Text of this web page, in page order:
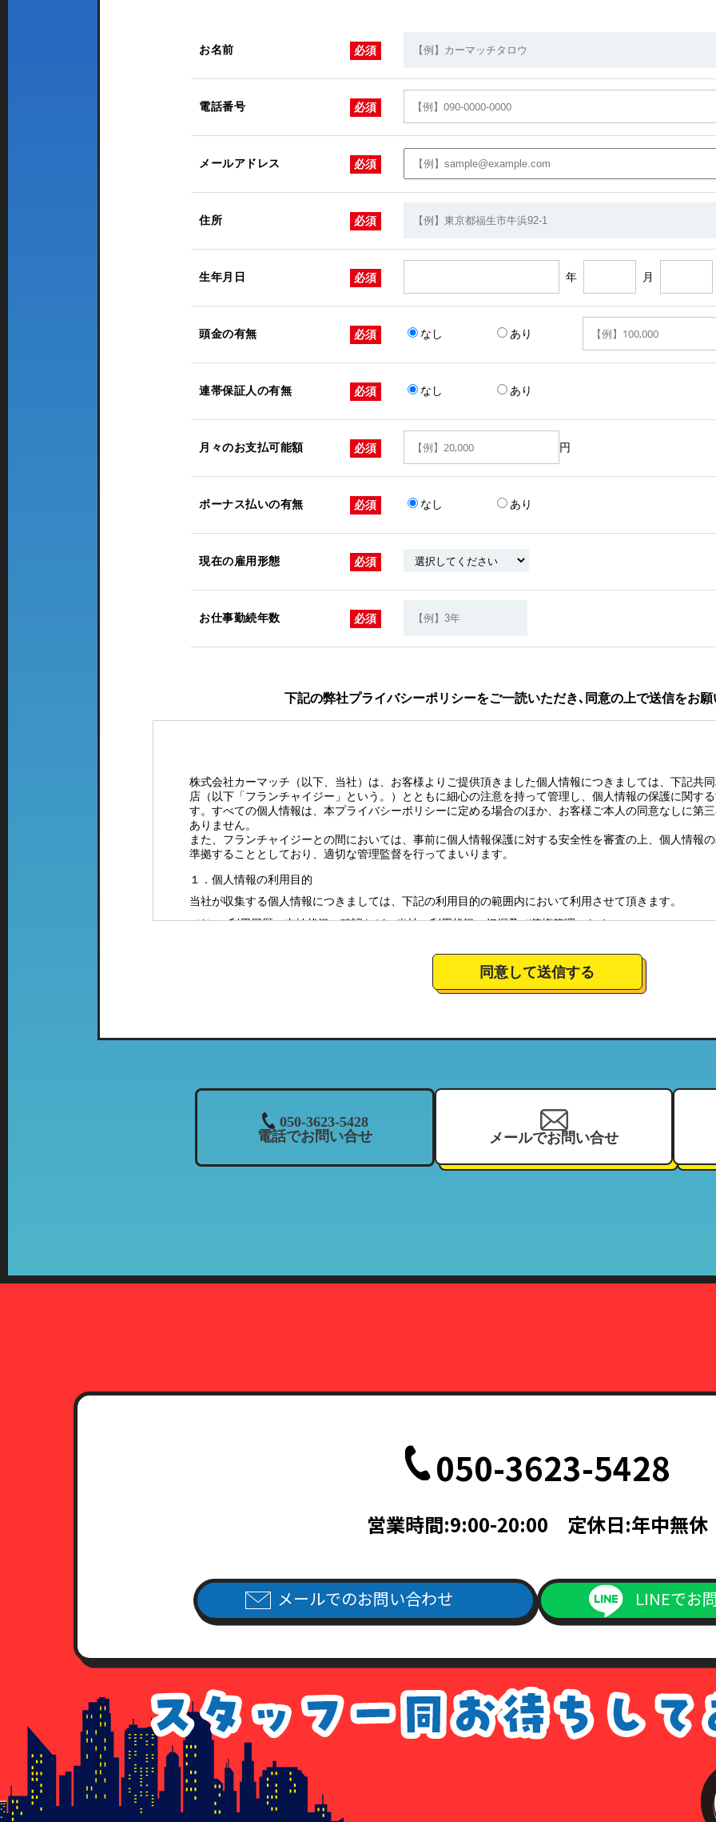
お名前 必須
電話番号 必須
メールアドレス 必須
住所 必須
生年月日 必須 年 月
頭金の有無 必須 なし あり
連帯保証人の有無 必須 なし あり
月々のお支払可能額 必須 円
ボーナス払いの有無 必須 なし あり
現在の雇用形態 必須
お仕事勤続年数 必須
下記の弊社プライバシーポリシーをご一読いただき､同意の上で送信をお
株式会社カーマッチ（以下、当社）は、お客様よりご提供頂きました個人情報につきましては、下記共
店（以下「フランチャイジー」という。）とともに細心の注意を持って管理し、個人情報の保護に関す
す。すべての個人情報は、本プライバシーポリシーに定める場合のほか、お客様ご本人の同意なしに第
ありません。
また、フランチャイジーとの間においては、事前に個人情報保護に対する安全性を審査の上、個人情報
準拠することとしており、適切な管理監督を行ってまいります。
１．個人情報の利用目的
当社が収集する個人情報につきましては、下記の利用目的の範囲内において利用させて頂きます。
（1）ご利用履歴・支払状況の確認など、当社の利用状況の把握及び債権管理のため
（3）お客様に有益と思われる当社のサービスの商品情報、イベント情報、新店情報等の郵送、配送（
（4）お問い合わせやご意見・ご要望に対応し、それらを会社運営全体に反映させるため
列店のご案内をお送りさせて頂くことがございますので、ご了承下さい）
３．個人情報の共同利用について
当社では、お客様から頂いた情報を、当社の関連企業及びフランチャイジーとの間において、共同利用
・共同利用される個人情報：氏名、住所、電話番号、来店履歴（購入履歴若しくはリース履歴）、支払
お客様より個人情報の開示、訂正、削除、または利用停止を求められたときは、当社の定める方法で本
有効期限内のもので、現住所が記載されている面の写しを含むこと。（国際運転免許証は除く）
住民票・公共料金領収書・公共料金請求書は、発行日より3ヵ月以内で、現住所が記載されているもの
7．各種請求のお手続き方法
当社指定の申請用紙
に必要事項をご記入の上、上記本人確認書類の(1)～(4)のいずれかの写しを添付の上
（当社指定の申請用紙は、こちらよりダウンロード出来ます）
個人情報利用停止申請書
個人情報訂正追加削除請求書
委任状
8．手数料について
情報開示のご請求を頂いた場合、1回につき書留送料440円分の切手を申請書類に同封して下さい。
手数料が不足している場合、及び手数料が同封されていなかった場合は、その旨をご連絡させて頂きま
払いのなかった場合につきましては、各種請求はなかったものとして処理させて頂きますので、あらか
9. 各種請求に応じることが出来ない場合について
同意して送信する
050-3623-5428
電話でお問い合せ
メールでお問い合せ
050-3623-5428
営業時間:9:00-20:00 定休日:年中無休
メールでのお問い合わせ LINEでお